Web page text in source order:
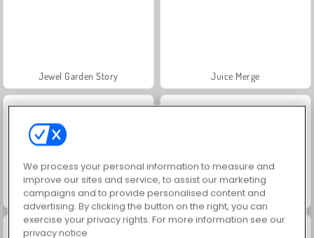
Jewel Garden Story Juice Merge
Grand Mahjong Connect Heroes of Myths
We process your personal information to measure and
improve our sites and service, to assist our marketing
campaigns and to provide personalised content and
advertising. By clicking the button on the right, you can
exercise your privacy rights. For more information see our
privacy notice